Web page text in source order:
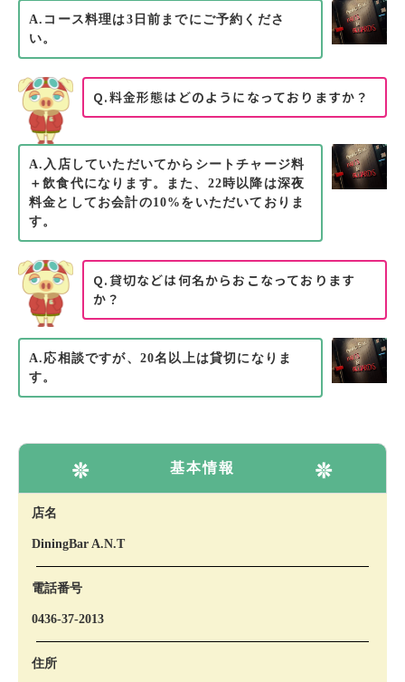
A.コース料理は3日前までにご予約くださ
い。
Q.料金形態はどのようになっておりますか？
A.入店していただいてからシートチャージ料
＋飲食代になります。また、22時以降は深夜
料金としてお会計の10%をいただいておりま
す。
Q.貸切などは何名からおこなっております
か？
A.応相談ですが、20名以上は貸切になりま
す。
基本情報
店名
DiningBar A.N.T
電話番号
0436-37-2013
住所